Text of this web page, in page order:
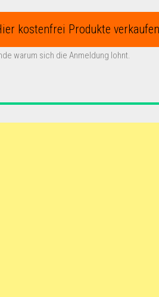
kostenfrei Produkte verkaufen
warum sich die Anmeldung lohnt.